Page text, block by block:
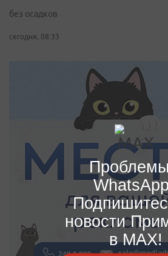
без осадков
сегодня, 08:33
новости
в MAX!